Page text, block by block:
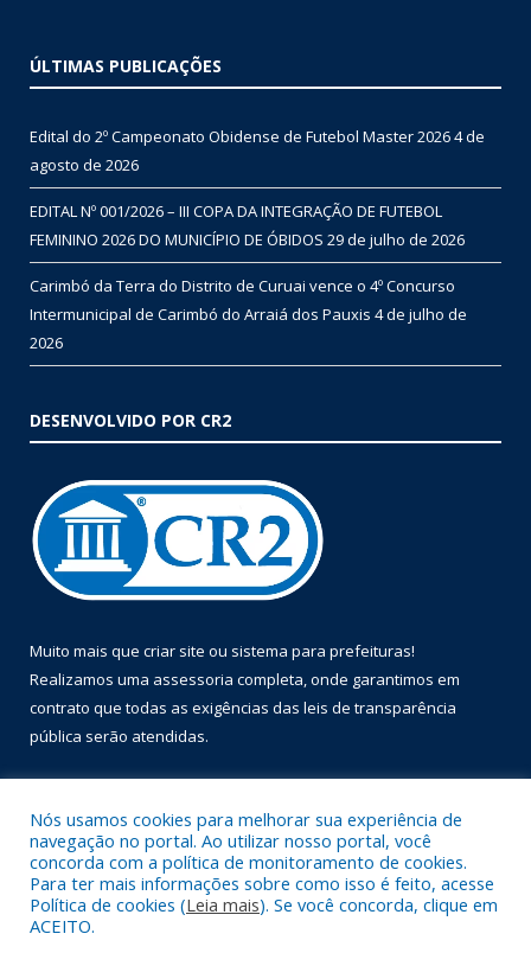
ÚLTIMAS PUBLICAÇÕES
Edital do 2º Campeonato Obidense de Futebol Master 20264 de
agosto de 2026
EDITAL Nº 001/2026 – III COPA DA INTEGRAÇÃO DE FUTEBOL
FEMININO 2026 DO MUNICÍPIO DE ÓBIDOS 29 de julho de 2026
Carimbó da Terra do Distrito de Curuai vence o 4º Concurso
Intermunicipal de Carimbó do Arraiá dos Pauxis 4 de julho de
2026
DESENVOLVIDO POR CR2
Muito mais que criar site ou sistema para prefeituras!
Realizamos uma assessoria completa, onde garantimos em
contrato que todas as exigências das leis de transparência
pública serão atendidas.
Todos os direitos reservados a Prefeitura Municipal de Óbidos.
Nós usamos cookies para melhorar sua experiência de
navegação no portal. Ao utilizar nosso portal, você
concorda com a política de monitoramento de cookies.
Para ter mais informações sobre como isso é feito, acesse
Política de cookies (Leia mais). Se você concorda, clique em
ACEITO.